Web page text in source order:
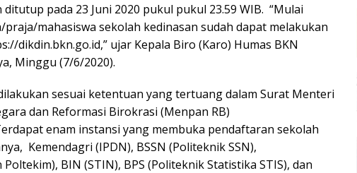
pada 23 Juni 2020 pukul pukul 23.59 WIB. “Mulai
mahasiswa sekolah kedinasan sudah dapat melakukan
dikdin.bkn.go.id,” ujar Kepala Biro (Karo) Humas BKN
Minggu (7/6/2020).
sesuai ketentuan yang tertuang dalam Surat Menteri
dan Reformasi Birokrasi (Menpan RB)
enam instansi yang membuka pendaftaran sekolah
Kemendagri (IPDN), BSSN (Politeknik SSN),
BIN (STIN), BPS (Politeknik Statistika STIS), dan